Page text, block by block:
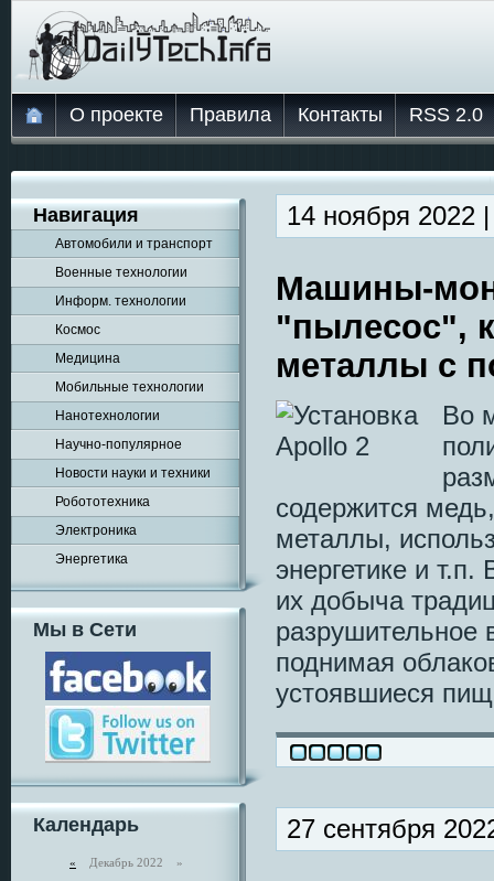
О проекте Правила Контакты RSS 2.0
Навигация
Автомобили и транспорт
Военные технологии
Информ. технологии
Космос
Медицина
Мобильные технологии
Нанотехнологии
Научно-популярное
Новости науки и техники
Робототехника
Электроника
Энергетика
Мы в Сети
Календарь
« Декабрь 2022 »
14 ноября 2022
Машины-
"пылесос",
металлы с
Во
содержится
металлы,
энергетике и
их добыча
разрушительное
поднимая
устоявшиеся
27 сентября